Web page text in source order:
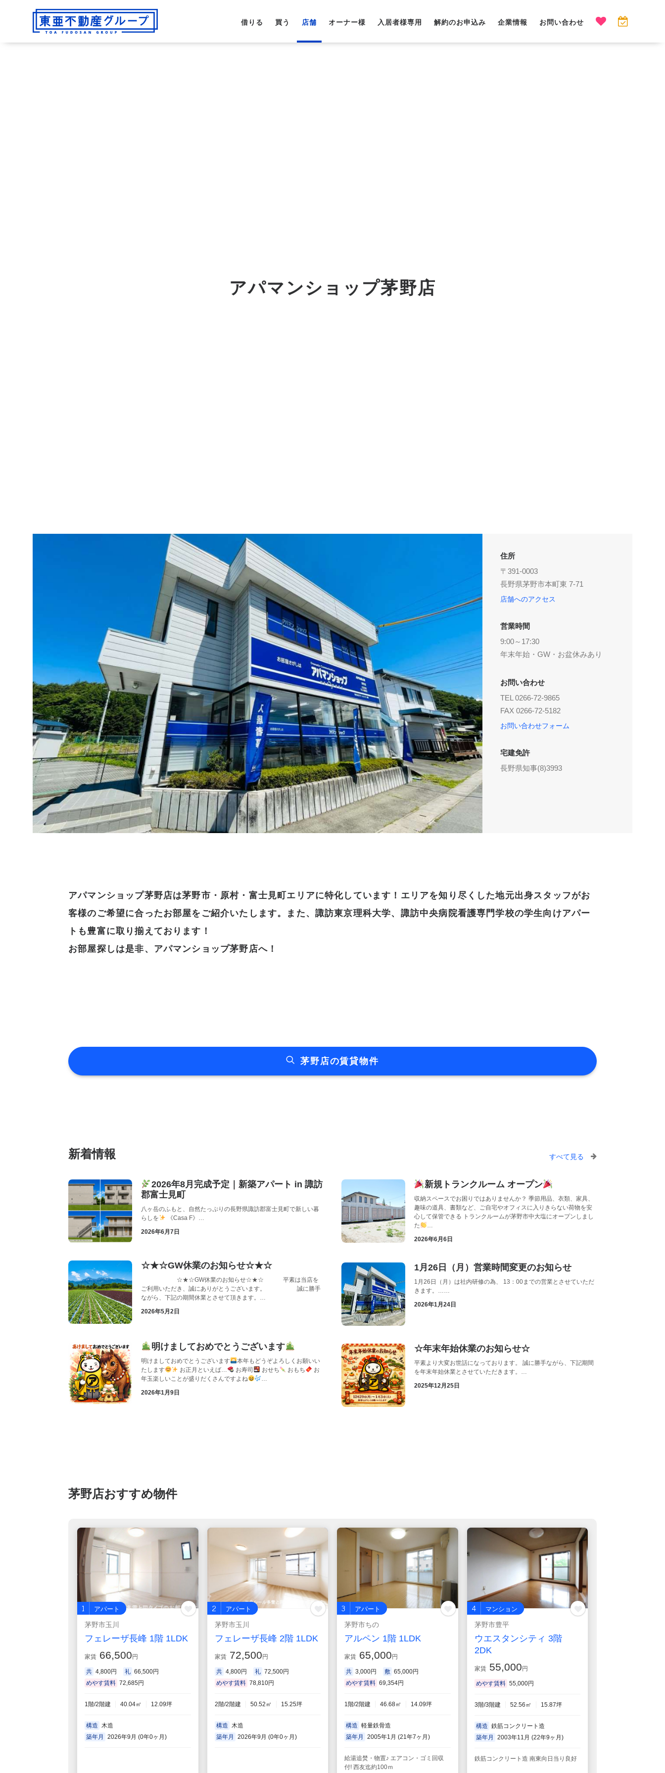
借りる 買う 店舗 オーナー様 入居者様専用 解約のお申込み 企業情報 お問い合わせ
アパマンショップ茅野店
住所
〒391-0003
長野県茅野市本町東 7-71
店舗へのアクセス
営業時間
9:00～17:30
年末年始・GW・お盆休みあり
お問い合わせ
TEL 0266-72-9865
FAX 0266-72-5182
お問い合わせフォーム
宅建免許
長野県知事(8)3993
アパマンショップ茅野店は茅野市・原村・富士見町エリアに特化しています！エリアを知り尽くした地元出身スタッフがお
客様のご希望に合ったお部屋をご紹介いたします。また、諏訪東京理科大学、諏訪中央病院看護専門学校の学生向けアパー
トも豊富に取り揃えております！
お部屋探しは是非、アパマンショップ茅野店へ！
茅野店の賃貸物件
新着情報 すべて見る
2026年8月完成予定｜新築アパート in 諏訪
郡富士見町
八ヶ岳のふもと、自然たっぷりの長野県諏訪郡富士見町で新しい暮
らしを
《Casa F》…
2026年6月7日
新規トランクルーム オープン
収納スペースでお困りではありませんか？ 季節用品、衣類、家具、
趣味の道具、書類など、ご自宅やオフィスに入りきらない荷物を安
心して保管できる トランクルームが茅野市中大塩にオープンしまし
た
…
2026年6月6日
☆★☆GW休業のお知らせ☆★☆
☆★☆GW休業のお知らせ☆★☆ 平素は当店を
ご利用いただき、誠にありがとうございます。 誠に勝手
ながら、下記の期間休業とさせて頂きます。…
2026年5月2日
1月26日（月）営業時間変更のお知らせ
1月26日（月）は社内研修の為、 13：00までの営業とさせていただ
きます。……
2026年1月24日
明けましておめでとうございます
明けましておめでとうございます
本年もどうぞよろしくお願いい
たします
お正月といえば… お寿司 おせち おもち
お
年玉楽しいことが盛りだくさんですよね
…
2026年1月9日
☆年末年始休業のお知らせ☆
平素より大変お世話になっております。 誠に勝手ながら、下記期間
を年末年始休業とさせていただきます。…
2025年12月25日
茅野店おすすめ物件
1 アパート
茅野市玉川
フェレーザ長峰 1階 1LDK
家賃 66,500 円
共 4,800円 礼 66,500円
めやす賃料 72,685円
1階/2階建 40.04㎡ 12.09坪
構造 木造
築年月
2026年9月 (0年0ヶ月)
2 アパート
茅野市玉川
フェレーザ長峰 2階 1LDK
家賃72,500 円
共 4,800円 礼 72,500円
めやす賃料 78,810円
2階/2階建 50.52㎡ 15.25坪
構造 木造
築年月
2026年9月 (0年0ヶ月)
3 アパート
茅野市ちの
アルペン 1階 1LDK
家賃 65,000 円
共 3,000円 敷 65,000円
めやす賃料 69,354円
1階/2階建 46.68㎡ 14.09坪
構造 軽量鉄骨造
築年月
2005年1月 (21年7ヶ月)
給湯追焚・物置♪ エアコン・ゴミ回収
付! 西友迄約100ｍ
4 マンション
茅野市豊平
ウエスタンシティ 3階
2DK
家賃55,000 円
めやす賃料 55,000円
3階/3階建 52.56㎡ 15.87坪
構造 鉄筋コンクリート造
築年月
2003年11月 (22年9ヶ月)
鉄筋コンクリート造 南東向日当り良好